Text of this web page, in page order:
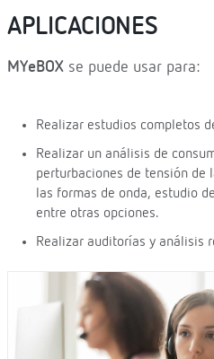
APLICACIONES
MYeBOX se puede usar para:
Realizar estudios completos
Realizar un análisis de
perturbaciones de tensión de
las formas de onda, estudio
entre otras opciones.
Realizar auditorías y análisis